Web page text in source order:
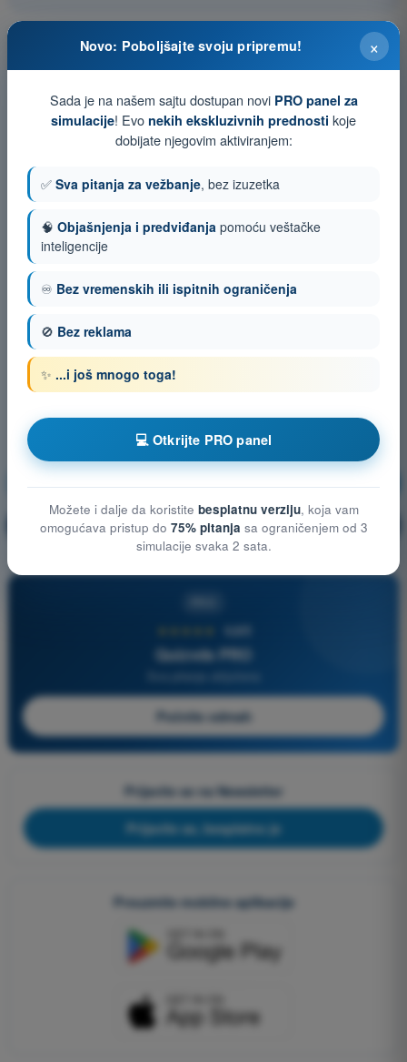
Komunikacije Vežbanje!
🔒 PRO Objašnjenje pitanja
4,6/5
Quizvds PRO
Počnite odmah
Prijavite se na Newsletter
Prijavite se, besplatno je
Preuzmite mobilne aplikacije
×
Novo: Poboljšajte svoju pripremu!
Sada je na našem sajtu dostupan novi PRO panel za
simulacije! Evo nekih ekskluzivnih prednosti koje
dobijate njegovim aktiviranjem:
✅ Sva pitanja za vežbanje, bez izuzetka
🧠 Objašnjenja i predviđanja pomoću veštačke
inteligencije
♾️ Bez vremenskih ili ispitnih ograničenja
🚫 Bez reklama
✨ ...i još mnogo toga!
💻 Otkrijte PRO panel
Možete i dalje da koristite besplatnu verziju, koja vam
omogućava pristup do 75% pitanja sa ograničenjem od 3
simulacije svaka 2 sata.